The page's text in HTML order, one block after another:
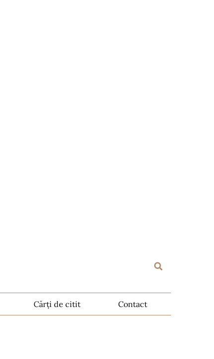
Cărți de citit Contact